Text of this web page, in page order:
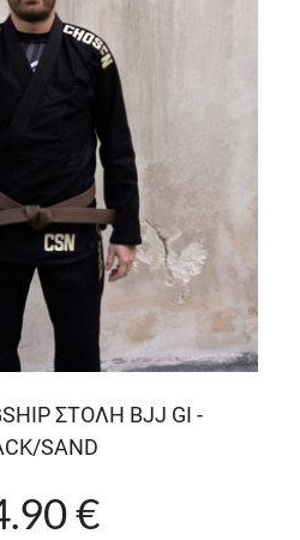
ΣΤΟΛΗ BJJ GI -
SAND
€